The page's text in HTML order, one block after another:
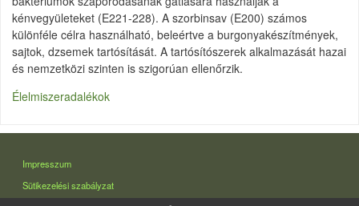
kénvegyületeket (E221-228). A szorbinsav (E200) számos
különféle célra használható, beleértve a burgonyakészítmények,
sajtok, dzsemek tartósítását. A tartósítószerek alkalmazását hazai
és nemzetközi szinten is szigorúan ellenőrzik.
Élelmiszeradalékok
LÁBLÉC
Impresszum
Sütikezelési szabályzat